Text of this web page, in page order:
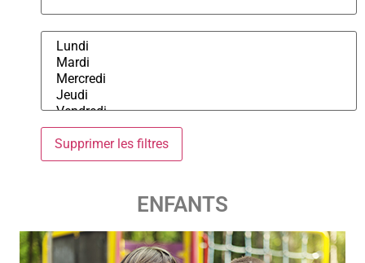
ENFANTS